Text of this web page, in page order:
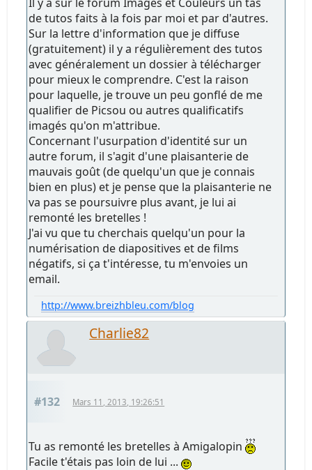
de tutos faits à la fois par moi et par d'autres.
Sur la lettre d'information que je diffuse
(gratuitement) il y a régulièrement des tutos
avec généralement un dossier à télécharger
pour mieux le comprendre. C'est la raison
pour laquelle, je trouve un peu gonflé de me
qualifier de Picsou ou autres qualificatifs
imagés qu'on m'attribue.
Concernant l'usurpation d'identité sur un
autre forum, il s'agit d'une plaisanterie de
mauvais goût (de quelqu'un que je connais
bien en plus) et je pense que la plaisanterie ne
va pas se poursuivre plus avant, je lui ai
remonté les bretelles !
J'ai vu que tu cherchais quelqu'un pour la
numérisation de diapositives et de films
négatifs, si ça t'intéresse, tu m'envoies un
email.
http://www.breizhbleu.com/blog
Charlie82
#132 Mars 11, 2013, 19:26:51
Tu as remonté les bretelles à Amigalopin
Facile t'étais pas loin de lui ...